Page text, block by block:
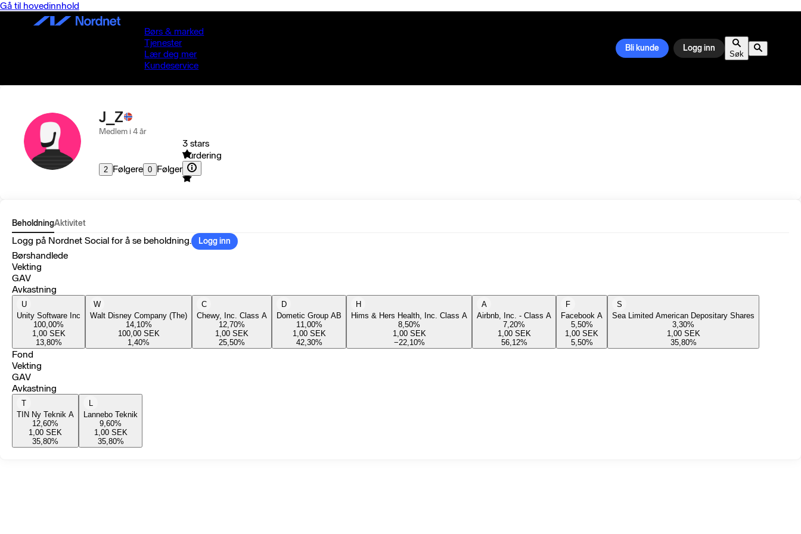
Gå til hovedinnhold
Børs & marked
Tjenester
Lær deg mer
Kundeservice
Bli kunde Logg inn
Søk
J_Z
Medlem i 4 år
2 Følgere 0 Følger
3 stars
Vurdering
BeholdningAktivitet
Logg på Nordnet Social for å se beholdning. Logg inn
Børshandlede
Vekting
GAV
Avkastning
U
Unity Software Inc
100,00%
1,00 SEK
13,80%
W
Walt Disney Company (The)
14,10%
100,00 SEK
1,40%
C
Chewy, Inc. Class A
12,70%
1,00 SEK
25,50%
D
Dometic Group AB
11,00%
1,00 SEK
42,30%
H
Hims & Hers Health, Inc. Class A
8,50%
1,00 SEK
−22,10%
A
Airbnb, Inc. - Class A
7,20%
1,00 SEK
56,12%
F
Facebook A
5,50%
1,00 SEK
5,50%
S
Sea Limited American Depositary Shares
3,30%
1,00 SEK
35,80%
Fond
Vekting
GAV
Avkastning
T
TIN Ny Teknik A
12,60%
1,00 SEK
35,80%
L
Lannebo Teknik
9,60%
1,00 SEK
35,80%